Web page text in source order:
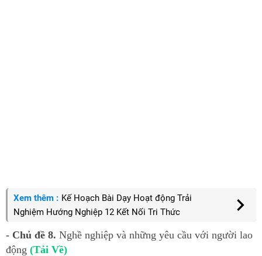
Xem thêm : Kế Hoạch Bài Dạy Hoạt động Trải
Nghiệm Hướng Nghiệp 12 Kết Nối Tri Thức
- Chủ đề 8. Nghề nghiệp và những yêu cầu với người lao
động (Tải Về)